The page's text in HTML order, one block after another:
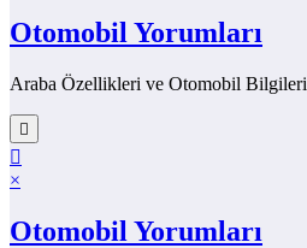
Otomobil Yorumları
Araba Özellikleri ve Otomobil Bilgileri
×
Otomobil Yorumları